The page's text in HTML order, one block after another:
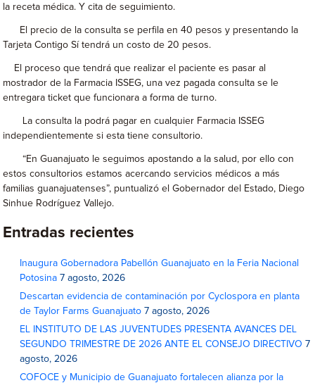
la receta médica. Y cita de seguimiento.
El precio de la consulta se perfila en 40 pesos y presentando la
Tarjeta Contigo Sí tendrá un costo de 20 pesos.
El proceso que tendrá que realizar el paciente es pasar al
mostrador de la Farmacia ISSEG, una vez pagada consulta se le
entregara ticket que funcionara a forma de turno.
La consulta la podrá pagar en cualquier Farmacia ISSEG
independientemente si esta tiene consultorio.
“En Guanajuato le seguimos apostando a la salud, por ello con
estos consultorios estamos acercando servicios médicos a más
familias guanajuatenses”, puntualizó el Gobernador del Estado, Diego
Sinhue Rodríguez Vallejo.
Entradas recientes
Inaugura Gobernadora Pabellón Guanajuato en la Feria Nacional
Potosina 7 agosto, 2026
Descartan evidencia de contaminación por Cyclospora en planta
de Taylor Farms Guanajuato 7 agosto, 2026
EL INSTITUTO DE LAS JUVENTUDES PRESENTA AVANCES DEL
SEGUNDO TRIMESTRE DE 2026 ANTE EL CONSEJO DIRECTIVO 7
agosto, 2026
COFOCE y Municipio de Guanajuato fortalecen alianza por la